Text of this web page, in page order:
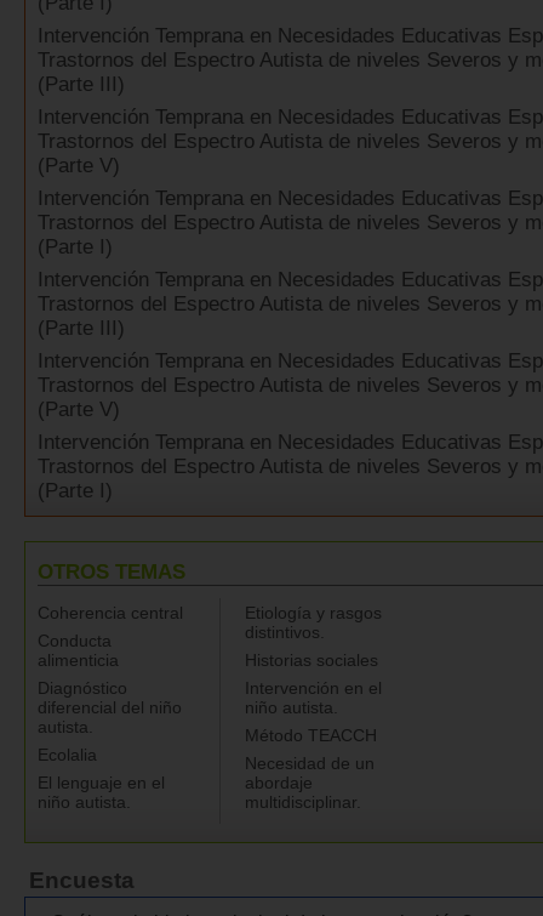
Intervención Temprana en Necesidades Educativas
Trastornos del Espectro Autista de niveles Severos y
(Parte III)
Intervención Temprana en Necesidades Educativas
Trastornos del Espectro Autista de niveles Severos y
(Parte V)
Intervención Temprana en Necesidades Educativas
Trastornos del Espectro Autista de niveles Severos y
(Parte I)
Intervención Temprana en Necesidades Educativas
Trastornos del Espectro Autista de niveles Severos y
(Parte III)
Intervención Temprana en Necesidades Educativas
Trastornos del Espectro Autista de niveles Severos y
(Parte V)
Intervención Temprana en Necesidades Educativas
Trastornos del Espectro Autista de niveles Severos y
(Parte I)
OTROS TEMAS
Coherencia central
Conducta
alimenticia
Diagnóstico
diferencial del niño
autista.
Ecolalia
El lenguaje en el
niño autista.
Etiología y rasgos
distintivos.
Historias sociales
Intervención en el
niño autista.
Método TEACCH
Necesidad de un
abordaje
multidisciplinar.
Encuesta